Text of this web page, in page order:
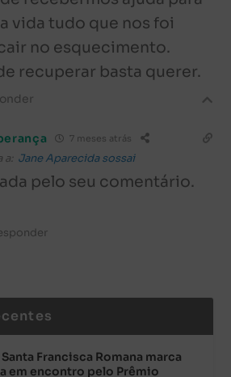
vida tudo que nos foi
no esquecimento.
recuperar basta querer.
7 meses atrás
a: Jane Aparecida sossai
pelo seu comentário.
Santa Francisca Romana marca
em encontro pelo Prêmio